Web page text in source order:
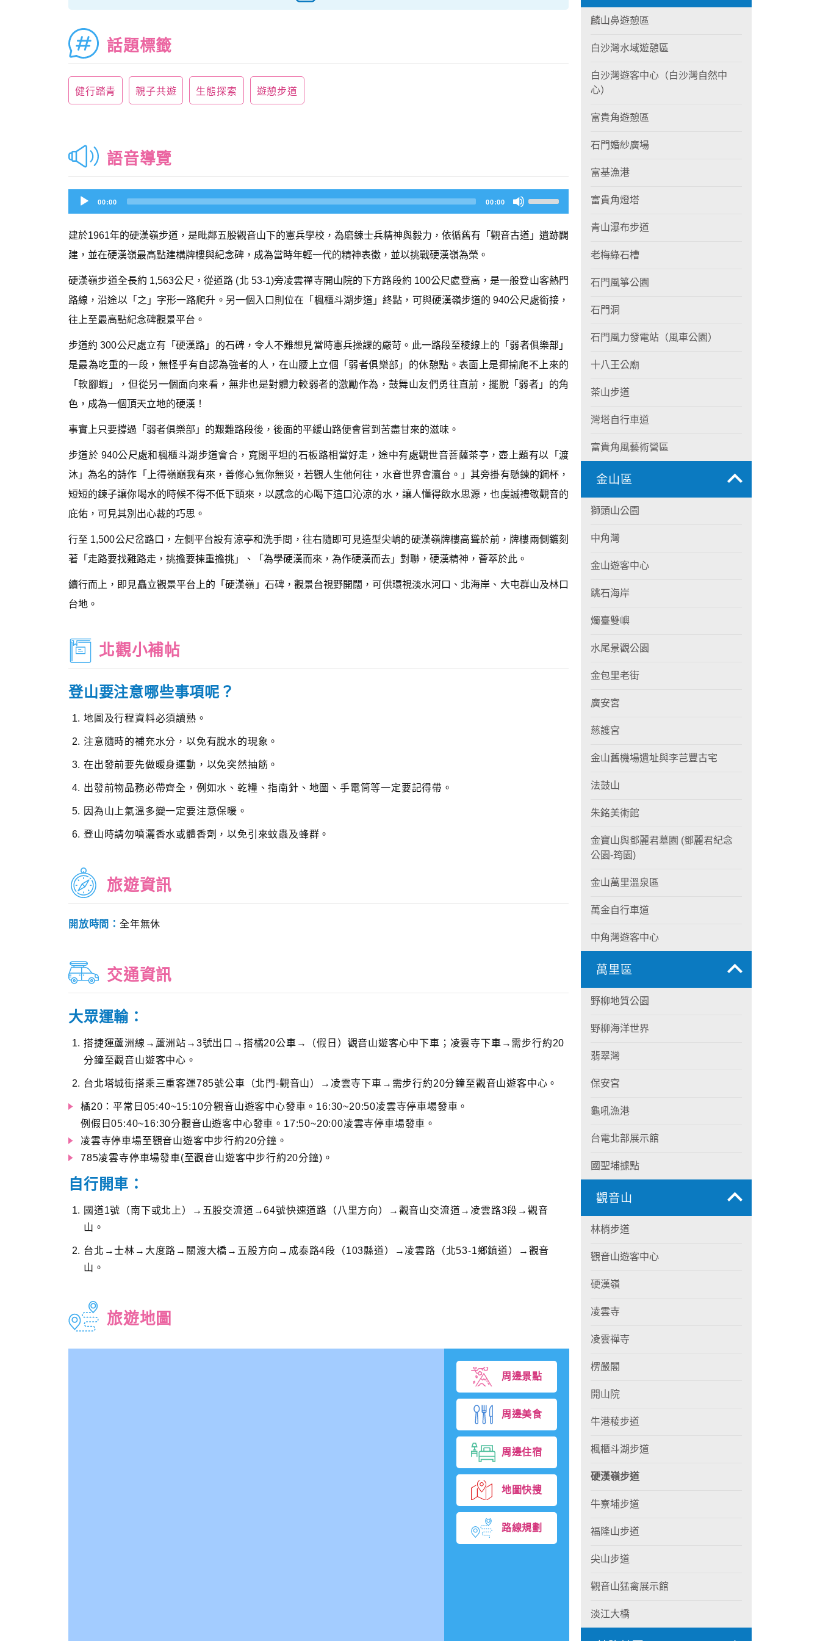
話題標籤
健行踏青 親子共遊 生態探索 遊憩步道
語音導覽
Audio
Player00:00 00:00
s
e
p/
n
A
r
k
e
y
s
e
a
s
e
o
e
c
a
s
e.
建於1961年的硬漢嶺步道，是毗鄰五股觀音山下的憲兵學校，為磨鍊士兵精神與毅力，依循舊有「觀音古道」遺跡闢
建，並在硬漢嶺最高點建構牌樓與紀念碑，成為當時年輕一代的精神表徵，並以挑戰硬漢嶺為榮。
硬漢嶺步道全長約 1,563公尺，從道路 (北 53-1)旁凌雲禪寺開山院的下方路段約 100公尺處登高，是一般登山客熱門
路線，沿途以「之」字形一路爬升。另一個入口則位在「楓櫃斗湖步道」終點，可與硬漢嶺步道的 940公尺處銜接，
往上至最高點紀念碑觀景平台。
步道約 300公尺處立有「硬漢路」的石碑，令人不難想見當時憲兵操課的嚴苛。此一路段至稜線上的「弱者俱樂部」
是最為吃重的一段，無怪乎有自認為強者的人，在山腰上立個「弱者俱樂部」的休憩點。表面上是揶揄爬不上來的
「軟腳蝦」，但從另一個面向來看，無非也是對體力較弱者的激勵作為，鼓舞山友們勇往直前，擺脫「弱者」的角
色，成為一個頂天立地的硬漢！
事實上只要撐過「弱者俱樂部」的艱難路段後，後面的平緩山路便會嘗到苦盡甘來的滋味。
步道於 940公尺處和楓櫃斗湖步道會合，寬闊平坦的石板路相當好走，途中有處觀世音菩薩茶亭，壺上題有以「渡
沐」為名的詩作「上得嶺巔我有來，善修心氣你無災，若觀人生他何往，水音世界會瀛台。」其旁掛有懸鍊的鋼杯，
短短的鍊子讓你喝水的時候不得不低下頭來，以感念的心喝下這口沁涼的水，讓人懂得飲水思源，也虔誠禮敬觀音的
庇佑，可見其別出心裁的巧思。
行至 1,500公尺岔路口，左側平台設有涼亭和洗手間，往右隨即可見造型尖峭的硬漢嶺牌樓高聳於前，牌樓兩側鑴刻
著「走路要找難路走，挑擔要揀重擔挑」、「為學硬漢而來，為作硬漢而去」對聯，硬漢精神，薈萃於此。
續行而上，即見矗立觀景平台上的「硬漢嶺」石碑，觀景台視野開闊，可供環視淡水河口、北海岸、大屯群山及林口
台地。
北觀小補帖
登山要注意哪些事項呢？
地圖及行程資料必須讀熟。
注意隨時的補充水分，以免有脫水的現象。
在出發前要先做暖身運動，以免突然抽筋。
出發前物品務必帶齊全，例如水、乾糧、指南針、地圖、手電筒等一定要記得帶。
因為山上氣溫多變一定要注意保暖。
登山時請勿噴灑香水或體香劑，以免引來蚊蟲及蜂群。
旅遊資訊
開放時間： 全年無休
交通資訊
大眾運輸：
搭捷運蘆洲線→蘆洲站→3號出口→搭橘20公車→（假日）觀音山遊客心中下車；凌雲寺下車→需步行約20
分鐘至觀音山遊客中心。
台北塔城街搭乘三重客運785號公車（北門-觀音山）→凌雲寺下車→需步行約20分鐘至觀音山遊客中心。
橘20：平常日05:40~15:10分觀音山遊客中心發車。16:30~20:50凌雲寺停車場發車。
例假日05:40~16:30分觀音山遊客中心發車。17:50~20:00凌雲寺停車場發車。
凌雲寺停車場至觀音山遊客中步行約20分鐘。
785凌雲寺停車場發車(至觀音山遊客中步行約20分鐘)。
自行開車：
國道1號（南下或北上）→五股交流道→64號快速道路（八里方向）→觀音山交流道→凌雲路3段→觀音
山。
台北→士林→大度路→關渡大橋→五股方向→成泰路4段（103縣道）→凌雲路（北53-1鄉鎮道）→觀音
山。
旅遊地圖
周邊景點
周邊美食
周邊住宿
地圖快搜
路線規劃
麟山鼻遊憩區
白沙灣水域遊憩區
白沙灣遊客中心（白沙灣自然中
心）
富貴角遊憩區
石門婚紗廣場
富基漁港
富貴角燈塔
青山瀑布步道
老梅綠石槽
石門風箏公園
石門洞
石門風力發電站（風車公園）
十八王公廟
茶山步道
灣塔自行車道
富貴角風藝術營區
金山區
獅頭山公園
中角灣
金山遊客中心
跳石海岸
燭臺雙嶼
水尾景觀公園
金包里老街
廣安宮
慈護宮
金山舊機場遺址與李芑豐古宅
法鼓山
朱銘美術館
金寶山與鄧麗君墓園 (鄧麗君紀念
公園-筠園)
金山萬里溫泉區
萬金自行車道
中角灣遊客中心
萬里區
野柳地質公園
野柳海洋世界
翡翠灣
保安宮
龜吼漁港
台電北部展示館
國聖埔據點
觀音山
林梢步道
觀音山遊客中心
硬漢嶺
凌雲寺
凌雲禪寺
楞嚴閣
開山院
牛港稜步道
楓櫃斗湖步道
硬漢嶺步道
牛寮埔步道
福隆山步道
尖山步道
觀音山猛禽展示館
淡江大橋